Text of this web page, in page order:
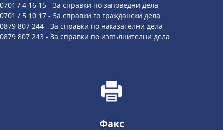
0701 / 4 16 15 - За справки по заповедни дела
0701 / 5 10 17 - За справки го граждански дела
0879 807 244 - За справки по наказателни дела
0879 807 243 - За справки по изпълнителни дела
Факс